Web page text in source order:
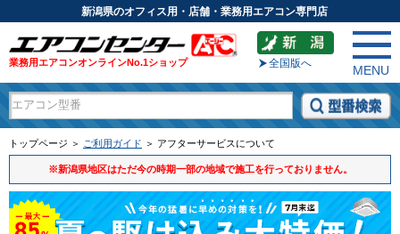
新潟県のオフィス用・店舗・業務用エアコン専門店
業務用エアコンオンラインNo.1ショップ 全国版へ
MENU
トップページ ＞ ご利用ガイド ＞ アフターサービスについて
※新潟県地区はただ今の時期一部の地域で施工を行っておりません。